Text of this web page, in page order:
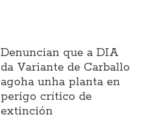
Denuncian que a DIA
da Variante de Carballo
agoha unha planta en
perigo crítico de
extinción